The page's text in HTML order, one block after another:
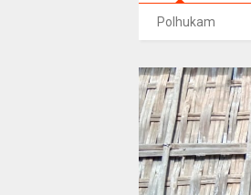
Polhukam